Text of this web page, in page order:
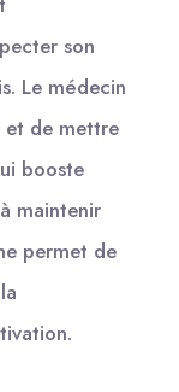
son
Le médecin
et de mettre
booste
maintenir
permet de